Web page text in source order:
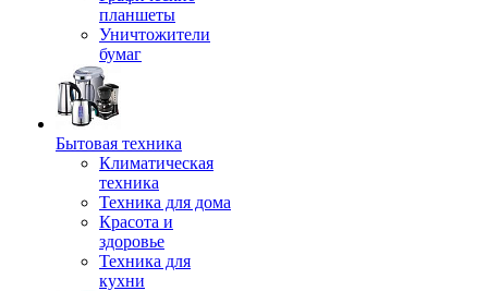
планшеты
Уничтожители
бумаг
Бытовая техника
Климатическая
техника
Техника для дома
Красота и
здоровье
Техника для
кухни